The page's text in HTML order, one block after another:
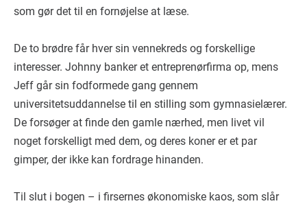
som gør det til en fornøjelse at læse.
De to brødre får hver sin vennekreds og forskellige
interesser. Johnny banker et entreprenørfirma op, mens
Jeff går sin fodformede gang gennem
universitetsuddannelse til en stilling som gymnasielærer.
De forsøger at finde den gamle nærhed, men livet vil
noget forskelligt med dem, og deres koner er et par
gimper, der ikke kan fordrage hinanden.
Til slut i bogen – i firsernes økonomiske kaos, som slår